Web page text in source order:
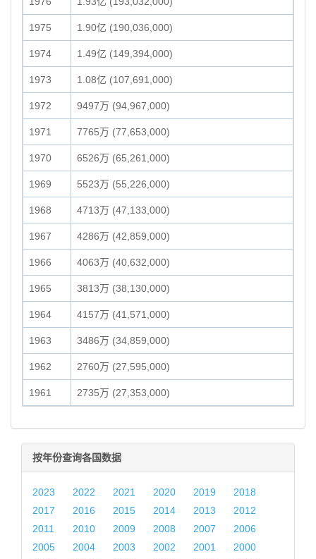
1975 1.90亿 (190,036,000)
1974 1.49亿 (149,394,000)
1973 1.08亿 (107,691,000)
1972 9497万 (94,967,000)
1971 7765万 (77,653,000)
1970 6526万 (65,261,000)
1969 5523万 (55,226,000)
1968 4713万 (47,133,000)
1967 4286万 (42,859,000)
1966 4063万 (40,632,000)
1965 3813万 (38,130,000)
1964 4157万 (41,571,000)
1963 3486万 (34,859,000)
1962 2760万 (27,595,000)
1961 2735万 (27,353,000)
按年份查询各国数据
2023 2022 2021 2020 2019
2018
2017
2016 2015 2014 2013
2012
2011
2010 2009 2008 2007
2006
2005
2004 2003 2002 2001
2000